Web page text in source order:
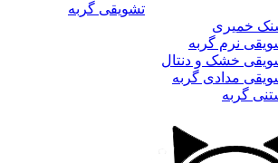
تشویقی گربه
خمیری
نرم گربه
خشک و دنتال
مدادی گربه
گربه